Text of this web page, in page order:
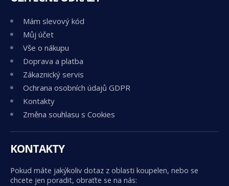
Mám slevový kód
Můj účet
Vše o nákupu
Doprava a platba
Zákaznický servis
Ochrana osobních údajů GDPR
Kontakty
Změna souhlasu s Cookies
KONTAKTY
Pokud máte jakýkoliv dotaz z oblasti koupelen, nebo se
chcete jen poradit, obraťte se na nás: